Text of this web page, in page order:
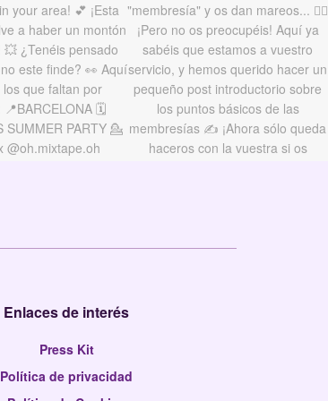
Enlaces de interés
Press Kit
Política de privacidad